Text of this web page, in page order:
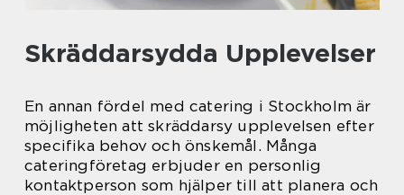
Skräddarsydda Upplevelser
En annan fördel med catering i Stockholm är
möjligheten att skräddarsy upplevelsen efter
specifika behov och önskemål. Många
cateringföretag erbjuder en personlig
kontaktperson som hjälper till att planera och